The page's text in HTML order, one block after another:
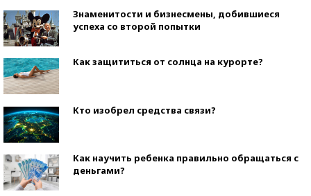
Знаменитости и бизнесмены, добившиеся
успеха со второй попытки
Как защититься от солнца на курорте?
Кто изобрел средства связи?
Как научить ребенка правильно обращаться с
деньгами?